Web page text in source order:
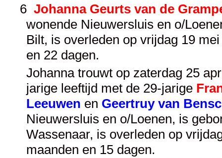
6 Johanna Geurts van de
wonende Nieuwersluis en o/
Bilt, is overleden op vrijdag 19
en 22 dagen.
Johanna trouwt op zaterdag 25
jarige leeftijd met de 29-jarige
Leeuwen en Geertruy van
Nieuwersluis en o/Loenen, is
Wassenaar, is overleden op
maanden en 15 dagen.